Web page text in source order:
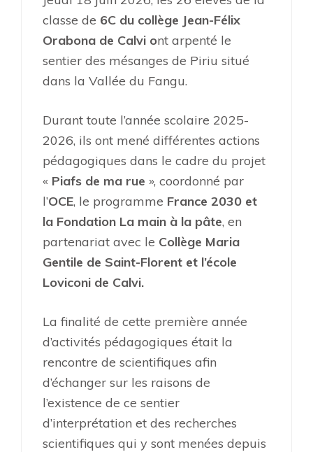
classe de 6C du collège Jean-Félix
Orabona de Calvi ont arpenté le
sentier des mésanges de Piriu situé
dans la Vallée du Fangu.
Durant toute l’année scolaire 2025-
2026, ils ont mené différentes actions
pédagogiques dans le cadre du projet
« Piafs de ma rue », coordonné par
l’OCE, le programme France 2030 et
la Fondation La main à la pâte, en
partenariat avec le Collège Maria
Gentile de Saint-Florent et l’école
Loviconi de Calvi.
La finalité de cette première année
d’activités pédagogiques était la
rencontre de scientifiques afin
d’échanger sur les raisons de
l’existence de ce sentier
d’interprétation et des recherches
scientifiques qui y sont menées depuis